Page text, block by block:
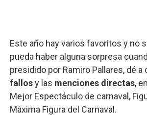
Este año hay varios favoritos y no
pueda haber alguna sorpresa
presidido por Ramiro Pallares, dé a
fallosy las menciones directas,
Mejor Espectáculo de carnaval,
Máxima Figura del Carnaval.